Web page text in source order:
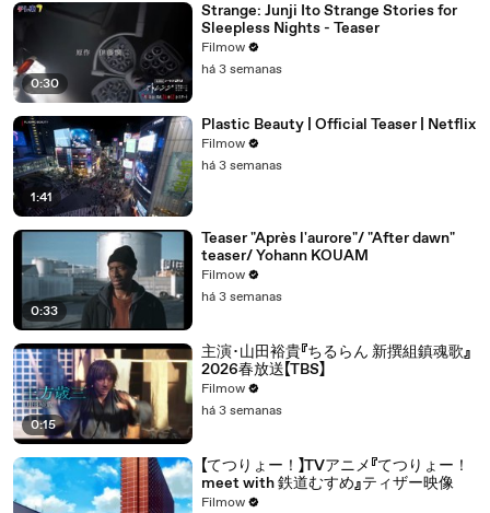
0:30
Strange: Junji Ito Strange Stories for
Sleepless Nights - Teaser
Filmow
há 3 semanas
1:41
Plastic Beauty | Official Teaser | Netflix
Filmow
há 3 semanas
0:33
Teaser "Après l'aurore"/ "After dawn"
teaser/ Yohann KOUAM
Filmow
há 3 semanas
0:15
主演･山田裕貴『ちるらん 新撰組鎮魂歌』
2026春放送【TBS】
Filmow
há 3 semanas
【てつりょー！】TVアニメ『てつりょー！
meet with 鉄道むすめ』ティザー映像
Filmow